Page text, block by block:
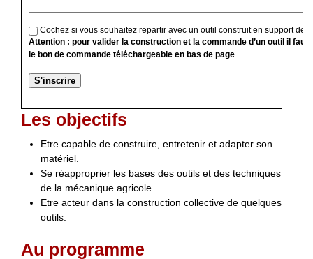
Cochez si vous souhaitez repartir avec un outil construit en support de
Attention : pour valider la construction et la commande d’un outil il faut
le bon de commande téléchargeable en bas de page
Les objectifs
Etre capable de construire, entretenir et adapter son
matériel.
Se réapproprier les bases des outils et des techniques
de la mécanique agricole.
Etre acteur dans la construction collective de quelques
outils.
Au programme